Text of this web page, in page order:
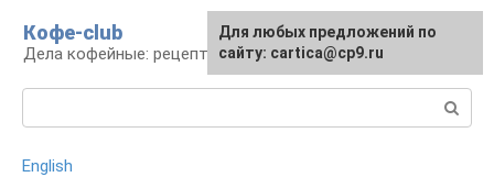
контенту
Кофе-club
Дела кофейные: рецепты и приготовление
English
Для любых предложений по
сайту: cartica@cp9.ru